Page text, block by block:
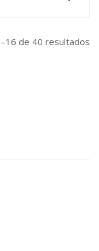
de 40 resultados